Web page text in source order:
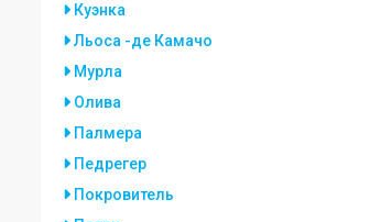
Куэнка
Льоса -де Камачо
Мурла
Олива
Палмера
Педрегер
Покровитель